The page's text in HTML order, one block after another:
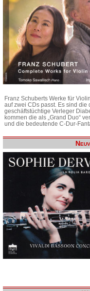
Franz Schuberts Werke für
auf zwei CDs passt. Es sind
geschäftstüchtige Verleger
kommen die als „Grand Duo“
und die bedeutende C-Dur-